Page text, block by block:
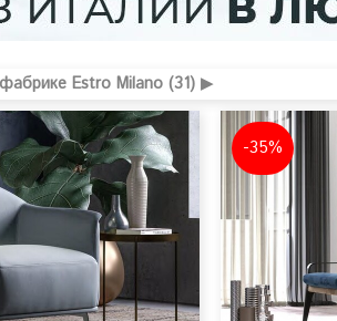
Estro Milano (31) ▶
-35%